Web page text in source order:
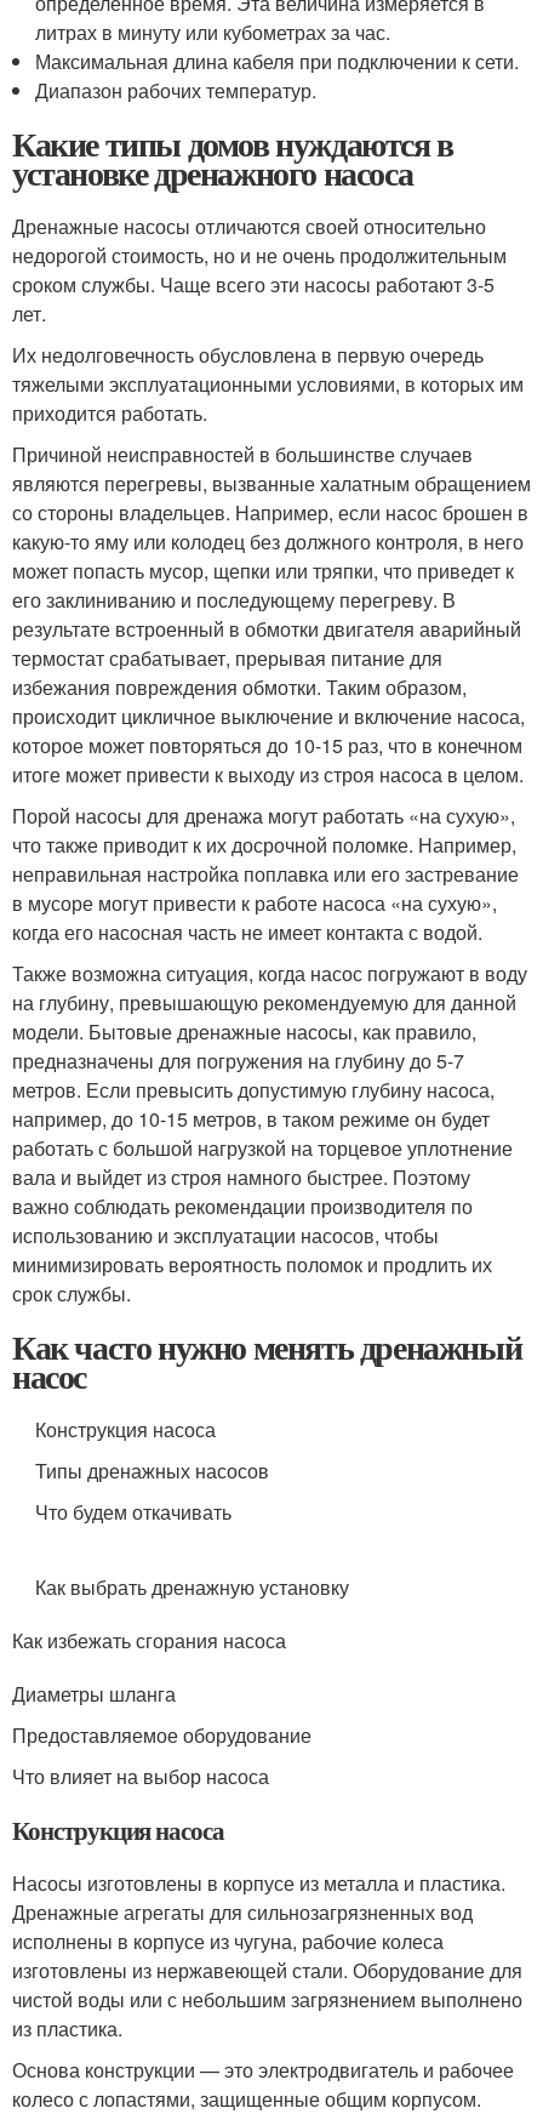
литрах в минуту или кубометрах за час.
Максимальная длина кабеля при подключении к сети.
Диапазон рабочих температур.
Какие типы домов нуждаются в
установке дренажного насоса
Дренажные насосы отличаются своей относительно
недорогой стоимость, но и не очень продолжительным
сроком службы. Чаще всего эти насосы работают 3-5
лет.
Их недолговечность обусловлена в первую очередь
тяжелыми эксплуатационными условиями, в которых им
приходится работать.
Причиной неисправностей в большинстве случаев
являются перегревы, вызванные халатным обращением
со стороны владельцев. Например, если насос брошен в
какую-то яму или колодец без должного контроля, в него
может попасть мусор, щепки или тряпки, что приведет к
его заклиниванию и последующему перегреву. В
результате встроенный в обмотки двигателя аварийный
термостат срабатывает, прерывая питание для
избежания повреждения обмотки. Таким образом,
происходит цикличное выключение и включение насоса,
которое может повторяться до 10-15 раз, что в конечном
итоге может привести к выходу из строя насоса в целом.
Порой насосы для дренажа могут работать «на сухую»,
что также приводит к их досрочной поломке. Например,
неправильная настройка поплавка или его застревание
в мусоре могут привести к работе насоса «на сухую»,
когда его насосная часть не имеет контакта с водой.
Также возможна ситуация, когда насос погружают в воду
на глубину, превышающую рекомендуемую для данной
модели. Бытовые дренажные насосы, как правило,
предназначены для погружения на глубину до 5-7
метров. Если превысить допустимую глубину насоса,
например, до 10-15 метров, в таком режиме он будет
работать с большой нагрузкой на торцевое уплотнение
вала и выйдет из строя намного быстрее. Поэтому
важно соблюдать рекомендации производителя по
использованию и эксплуатации насосов, чтобы
минимизировать вероятность поломок и продлить их
срок службы.
Как часто нужно менять дренажный
насос
Конструкция насоса
Типы дренажных насосов
Что будем откачивать
Как выбрать дренажную установку
Как избежать сгорания насоса
Диаметры шланга
Предоставляемое оборудование
Что влияет на выбор насоса
Конструкция насоса
Насосы изготовлены в корпусе из металла и пластика.
Дренажные агрегаты для сильнозагрязненных вод
исполнены в корпусе из чугуна, рабочие колеса
изготовлены из нержавеющей стали. Оборудование для
чистой воды или с небольшим загрязнением выполнено
из пластика.
Основа конструкции — это электродвигатель и рабочее
колесо с лопастями, защищенные общим корпусом.